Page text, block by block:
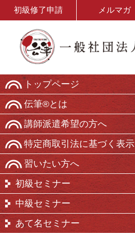
初級修了申請 メルマガ
トップページ
伝筆®とは
講師派遣希望の方へ
特定商取引法に基づく表示
習いたい方へ
初級セミナー
中級セミナー
あて名セミナー